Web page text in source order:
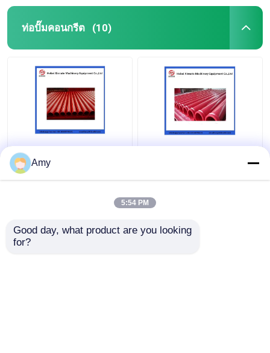
ท่อปั๊มคอนกรีต (10)
Amy
5:54 PM
Good day, what product are you looking
for?